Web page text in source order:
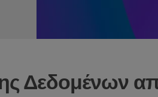
Δεδομένων